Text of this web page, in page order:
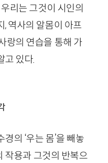
리는 그것이 시인의
, 역사의 알몸이 아프
랑의 연습을 통해 가
고 있다.
의 ‘우는 몸’을 빼놓
작용과 그것의 반복으